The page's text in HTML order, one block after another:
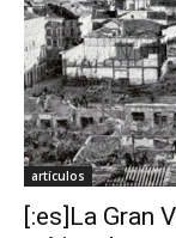
artículos
[:es]La Gran